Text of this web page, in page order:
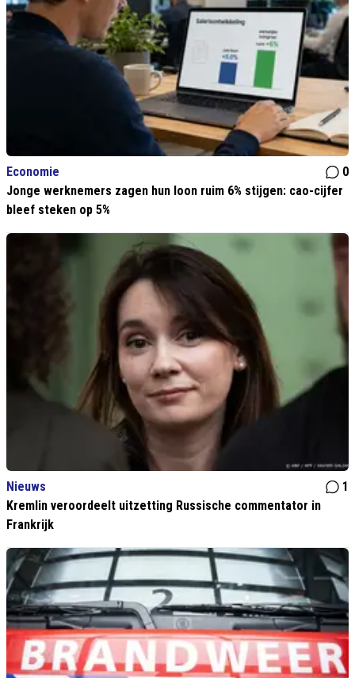
Economie
0
Jonge werknemers zagen hun loon ruim 6% stijgen: cao-cijfer
bleef steken op 5%
Nieuws
1
Kremlin veroordeelt uitzetting Russische commentator in
Frankrijk